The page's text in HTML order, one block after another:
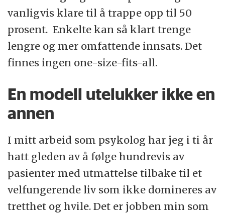
vanligvis klare til å trappe opp til 50
prosent. Enkelte kan så klart trenge
lengre og mer omfattende innsats. Det
finnes ingen one-size-fits-all.
En modell utelukker ikke en
annen
I mitt arbeid som psykolog har jeg i ti år
hatt gleden av å følge hundrevis av
pasienter med utmattelse tilbake til et
velfungerende liv som ikke domineres av
tretthet og hvile. Det er jobben min som